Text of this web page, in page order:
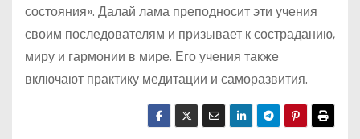
состояния». Далай лама преподносит эти учения
своим последователям и призывает к состраданию,
миру и гармонии в мире. Его учения также
включают практику медитации и саморазвития.